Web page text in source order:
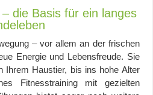
die Basis für ein langes
– vor allem an der frischen
Energie und Lebensfreude. Sie
Ihrem Haustier, bis ins hohe Alter
Fitnesstraining mit gezielten